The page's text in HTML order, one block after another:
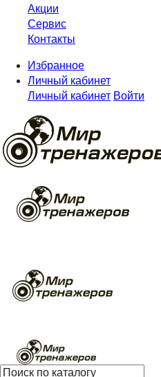
Акции
Сервис
Контакты
Избранное
Личный кабинет
Личный кабинет Войти